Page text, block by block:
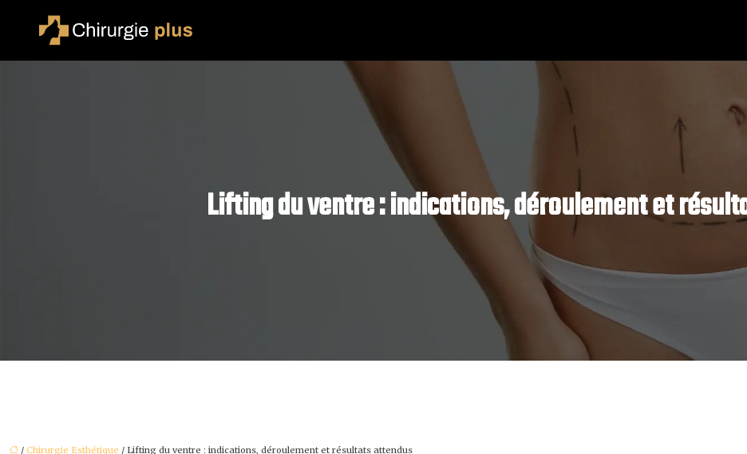
Lifting du ventre : indications, déroulement et
/ Chirurgie Esthétique / Lifting du ventre : indications, déroulement et résultats attendus